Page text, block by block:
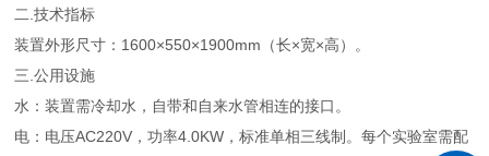
二.技术指标
装置外形尺寸：1600×550×1900mm（长×宽×高）。
三.公用设施
水：装置需冷却水，自带和自来水管相连的接口。
电：电压AC220V，功率4.0KW，标准单相三线制。每个实验室需配